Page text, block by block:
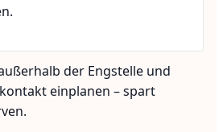
der Engstelle und
einplanen – spart